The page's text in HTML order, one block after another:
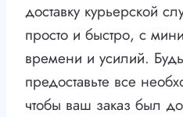
доставку курьерской
просто и быстро, с
времени и усилий.
предоставьте все
чтобы ваш заказ был